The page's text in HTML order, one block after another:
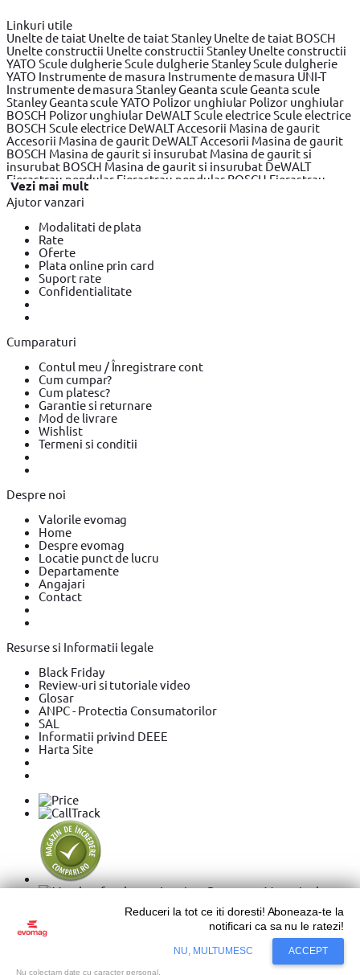
Adaugă în coș
Linkuri utile
Unelte de taiat Unelte de taiat Stanley Unelte de taiat BOSCH
Unelte constructii Unelte constructii Stanley Unelte constructii
YATO Scule dulgherieScule dulgherie StanleyScule dulgherie
YATO Instrumente de masura Instrumente de masura UNI-T
Instrumente de masura StanleyGeanta sculeGeanta scule
StanleyGeanta scule YATO Polizor unghiular Polizor unghiular
BOSCH Polizor unghiular DeWALTScule electriceScule electrice
BOSCH Scule electrice DeWALTAccesorii Masina de gaurit
Accesorii Masina de gaurit DeWALTAccesorii Masina de gaurit
BOSCH Masina de gaurit si insurubat Masina de gaurit si
insurubat BOSCH Masina de gaurit si insurubat DeWALT
Fierastrau pendular Fierastrau pendular BOSCH Fierastrau
pendular DeWALT
DeWALTFierastrau circular BOSCH
Slefuitor electric BOSCH
Masini de frezat BOSCH
electricaRindea electrica BOSCH
Suflanta aer caldSuflanta aer cald YATO
BOSCHPlaci compactoare & Ciocan demolator
compactoare & Ciocan demolator BOSCH
Ciocan demolator Makita
scule electrice BOSCH
Pistoale de Vopsit si Trafaleti YATO
Echipamente de protectie Makita
YATO BricolajBricolaj OEMBricolaj Cynel
Surubelnita electrica BOSCH
Vezi mai mult
Ajutor vanzari
Modalitati de plata
Rate
Oferte
Plata online prin card
Suport rate
Confidentialitate
Cumparaturi
Contul meu / Înregistrare cont
Cum cumpar?
Cum platesc?
Garantie si returnare
Mod de livrare
Wishlist
Termeni si conditii
Despre noi
Valorile evomag
Home
Despre evomag
Locatie punct de lucru
Departamente
Angajari
Contact
Resurse si Informatii legale
Black Friday
Review-uri si tutoriale video
Glosar
ANPC - Protectia Consumatorilor
SAL
Informatii privind DEEE
Harta Site
Copyright © 2026 Evolution Systems SRL. Centrul Logistic
Apollo, Bloc C, Drumul Intre Tarlale 160 - 174, Sector 3,
Bucureşti. Vezi hartă
Reduceri la tot ce iti doresti! Aboneaza-te la
notificari ca sa nu le ratezi!
NU, MULTUMESC ACCEPT
Nu colectam date cu caracter personal.